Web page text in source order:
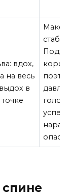
вдох,
на весь
в